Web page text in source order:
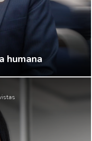
humana